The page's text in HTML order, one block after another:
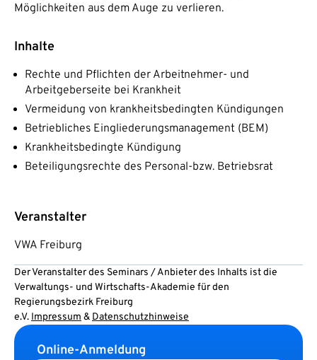
Möglichkeiten aus dem Auge zu verlieren.
Inhalte
Rechte und Pflichten der Arbeitnehmer- und
Arbeitgeberseite bei Krankheit
Vermeidung von krankheitsbedingten Kündigungen
Betriebliches Eingliederungsmanagement (BEM)
Krankheitsbedingte Kündigung
Beteiligungsrechte des Personal-bzw. Betriebsrat
Veranstalter
VWA Freiburg
Der Veranstalter des Seminars / Anbieter des Inhalts ist die
Verwaltungs- und Wirtschafts-Akademie für den
Regierungsbezirk Freiburg
e.V. Impressum & Datenschutzhinweise
Online-Anmeldung